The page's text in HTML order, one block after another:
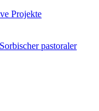
Projekte
Sorbischer pastoraler